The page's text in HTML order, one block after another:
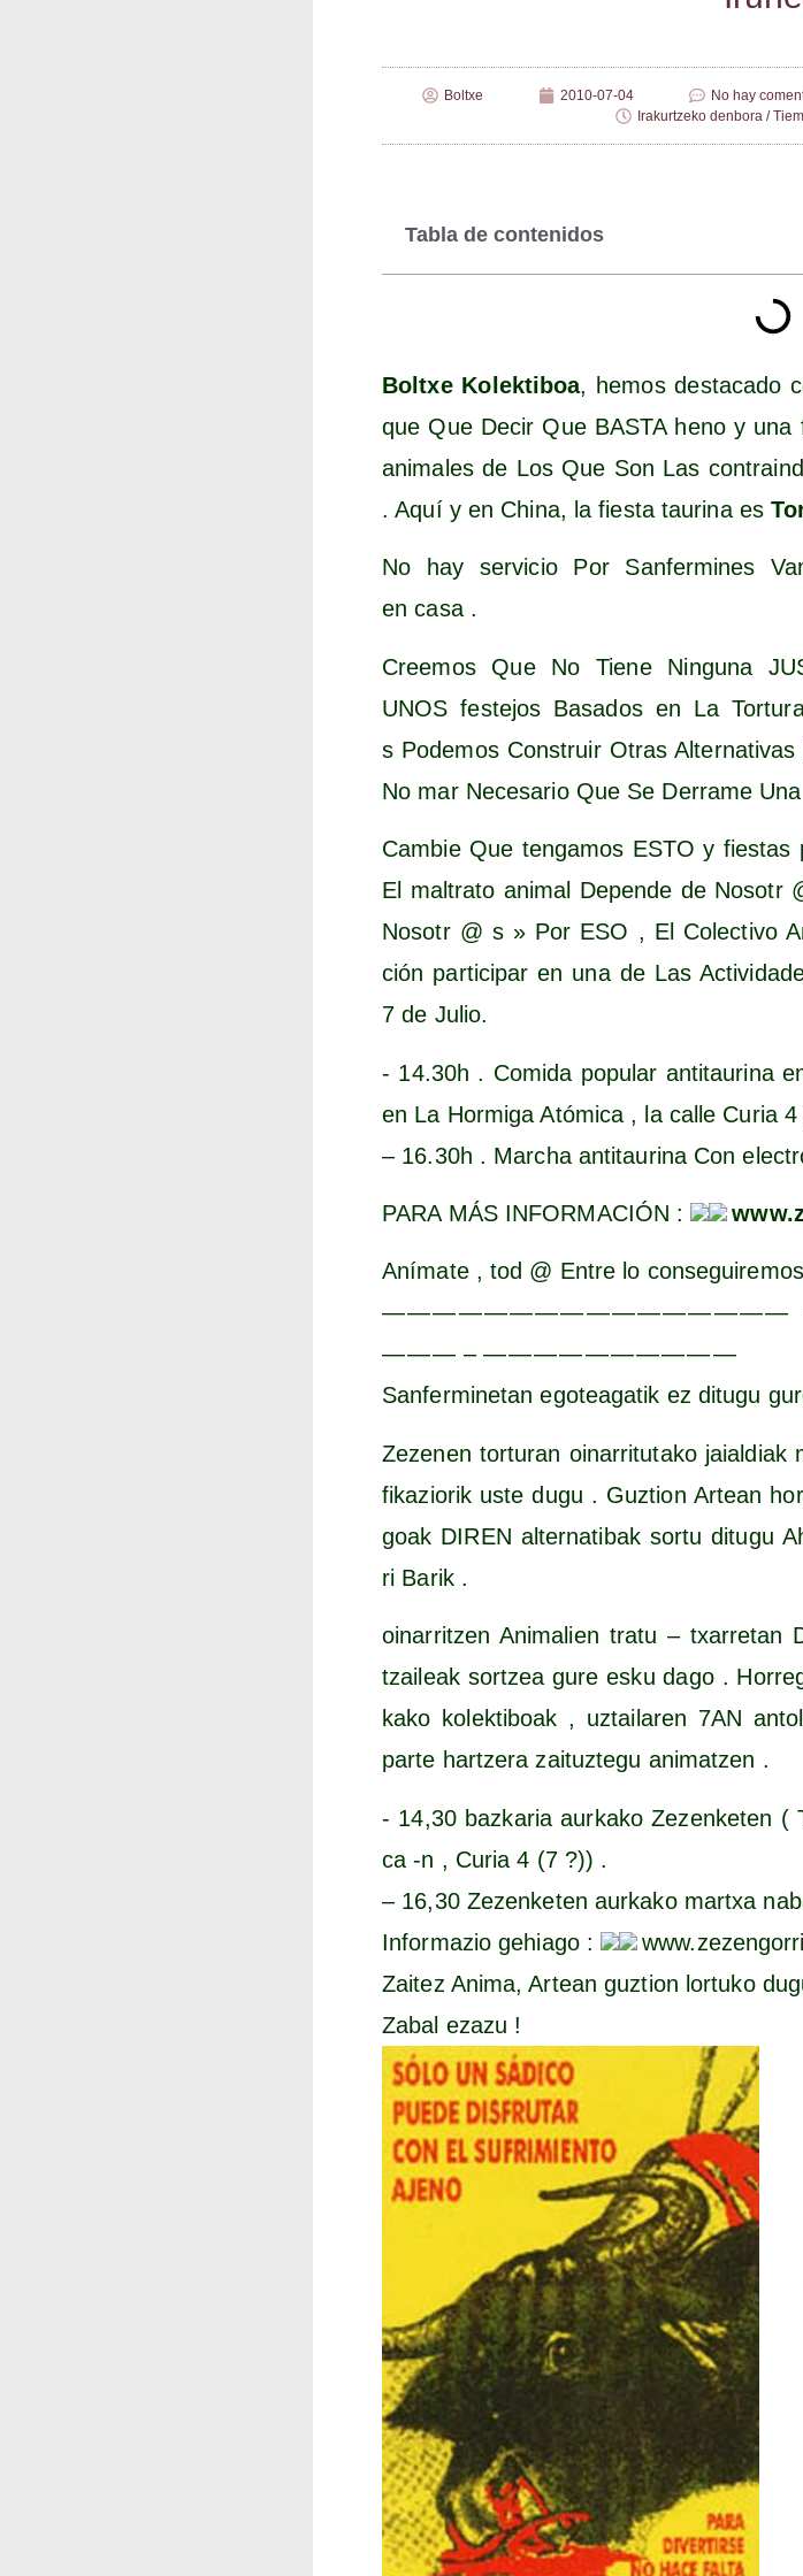
Boltxe 2010-07-04 No hay
Irakurtzeko denbora /
Tabla de contenidos
Boltxe Kolek­ti­boa, hemos des­ta­ca­do
que Que Decir Que BASTA heno y
ani­ma­les de Los Que Son Las
. Aquí y en Chi­na, la fies­ta tau­ri­na es
No hay ser­vi­cio Por San­fer­mi­nes
en casa .
Cree­mos Que No Tie­ne Nin­gu­na
UNOS fes­te­jos Basa­dos en La
s Pode­mos Cons­truir Otras
No mar Nece­sa­rio Que Se Derra­me
Cam­bie Que ten­ga­mos ESTO y fies­tas
El mal­tra­to ani­mal Depen­de de Nosotr
Nosotr @ s » Por ESO , El Colec­ti­vo
ción par­ti­ci­par en una de Las
7 de Julio.
- 14.30h . Comi­da popu­lar anti­tau­ri­na
en La Hor­mi­ga Ató­mi­ca , la calle Curia
– 16.30h . Mar­cha anti­tau­ri­na Con
PARA MÁS INFORMACIÓN :
Aní­ma­te , tod @ Entre lo
— — — — — — — — — — — — — — —
— — — – — — — — — — — — — —
San­fer­mi­ne­tan ego­tea­ga­tik ez ditu­gu
Zeze­nen tor­tu­ran oina­rri­tu­ta­ko
fi­ka­zio­rik uste dugu . Guz­tion Artean
goak DIREN alter­na­ti­bak sor­tu ditu­gu
ri Barik .
oina­rritzen Ani­ma­lien tra­tu –
tzai­leak sor­tzea gure esku dago .
ka­ko kolek­ti­boak , uztai­la­ren 7AN
par­te har­tze­ra zai­tuz­te­gu animatzen .
- 14,30 baz­ka­ria aur­ka­ko Zezen­ke­ten
ca ‑n , Curia 4 (7 ?)) .
– 16,30 Zezen­ke­ten aur­ka­ko martxa
Infor­ma­zio gehia­go :
Zai­tez Ani­ma, Artean guz­tion lor­tu­ko
Zabal ezazu !